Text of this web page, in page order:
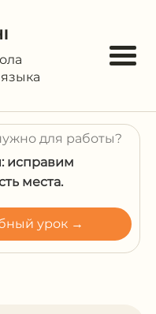
для работы?
исправим
места.
урок →